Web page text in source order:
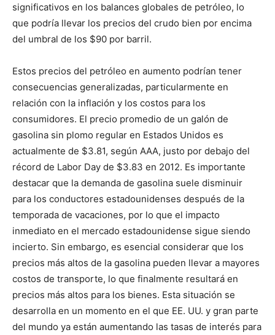
significativos en los balances globales de petróleo, lo
que podría llevar los precios del crudo bien por encima
del umbral de los $90 por barril.
Estos precios del petróleo en aumento podrían tener
consecuencias generalizadas, particularmente en
relación con la inflación y los costos para los
consumidores. El precio promedio de un galón de
gasolina sin plomo regular en Estados Unidos es
actualmente de $3.81, según AAA, justo por debajo del
récord de Labor Day de $3.83 en 2012. Es importante
destacar que la demanda de gasolina suele disminuir
para los conductores estadounidenses después de la
temporada de vacaciones, por lo que el impacto
inmediato en el mercado estadounidense sigue siendo
incierto. Sin embargo, es esencial considerar que los
precios más altos de la gasolina pueden llevar a mayores
costos de transporte, lo que finalmente resultará en
precios más altos para los bienes. Esta situación se
desarrolla en un momento en el que EE. UU. y gran parte
del mundo ya están aumentando las tasas de interés para